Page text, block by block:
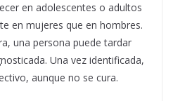
en adolescentes o adultos
en mujeres que en hombres.
una persona puede tardar
Una vez identificada,
aunque no se cura.